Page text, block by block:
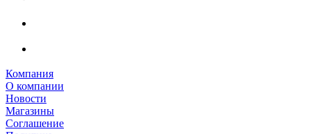
Компания
О компании
Новости
Магазины
Соглашение